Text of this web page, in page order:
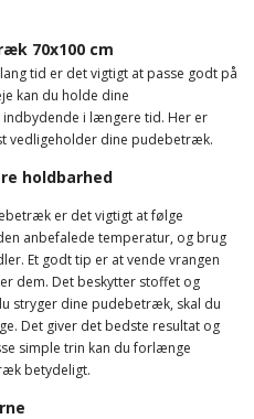
70x100 cm
tid er det vigtigt at passe godt på
kan du holde dine
i længere tid. Her er
vedligeholder dine pudebetræk.
holdbarhed
er det vigtigt at følge
anbefalede temperatur, og brug
Et godt tip er at vende vrangen
dem. Det beskytter stoffet og
stryger dine pudebetræk, skal du
Det giver det bedste resultat og
simple trin kan du forlænge
betydeligt.